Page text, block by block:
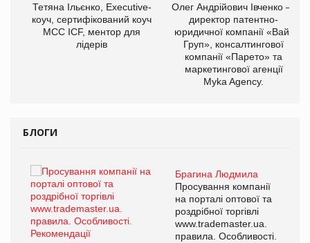
Тетяна Ільєнко, Executive-
коуч, сертифікований коуч
МСС ICF, ментор для
лідерів
Олег Андрійович Івченко —
директор патентно-
юридичної компанії «Вайз
Груп», консалтингової
компанії «Парето» та
маркетингової агенції
Myka Agency.
БЛОГИ
Брагина Людмила
Просування компанії
на порталі оптової та
роздрібної торгівлі
www.trademaster.ua.
правила. Особливості.